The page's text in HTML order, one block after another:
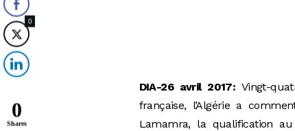
DIA-26 avril 2017: Vingt-
française, l’Algérie a
Lamamra, la qualification
0
0
Shares